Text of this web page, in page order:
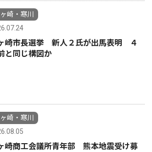
崎・寒川
崎市長選挙 新人２氏が出馬表明 ４
と同じ構図か
崎・寒川
崎商工会議所青年部 熊本地震受け募